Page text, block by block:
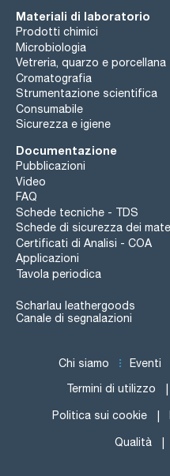
Materiali di laboratorio
Prodotti chimici
Microbiologia
Vetreria, quarzo e porcellana
Cromatografia
Strumentazione scientifica
Consumabile
Sicurezza e igiene
Documentazione
Pubblicazioni
Video
FAQ
Schede tecniche - TDS
Schede di sicurezza dei
Certificati di Analisi - COA
Applicazioni
Tavola periodica
Scharlau leathergoods
Canale di segnalazioni
Chi siamo Eventi
Termini di utilizzo
Politica sui cookie
Qualità